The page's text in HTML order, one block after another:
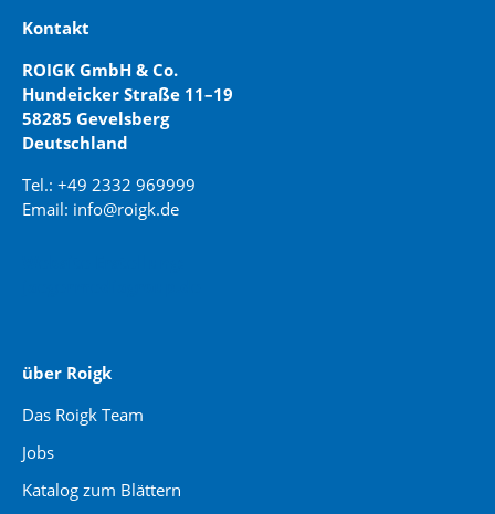
Kontakt
ROIGK GmbH & Co.
Hundeicker Straße 11–19
58285 Gevelsberg
Deutschland
Tel.: +49 2332 969999
Email: info@roigk.de
über Roigk
Das Roigk Team
Jobs
Katalog zum Blättern